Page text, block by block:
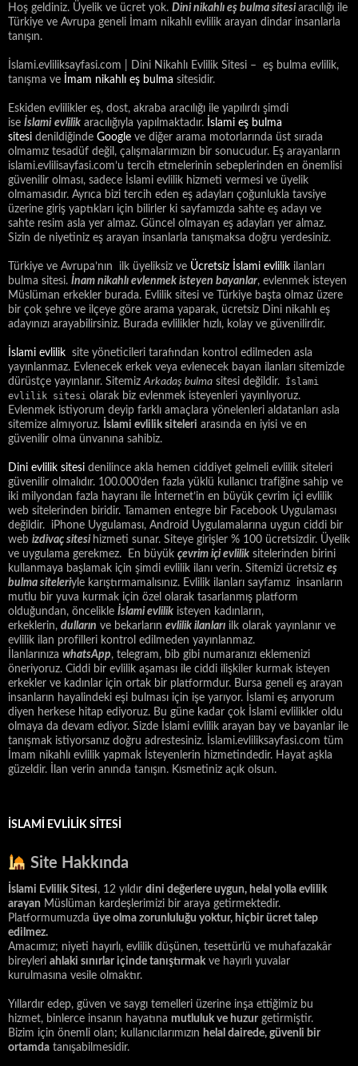
Hoş geldiniz. Üyelik ve ücret yok. Dini nikahlı eş bulma sitesi aracılığı ile
Türkiye ve Avrupa geneli İmam nikahlı evlilik arayan dindar insanlarla
tanışın.
İslami.evliliksayfasi.com | Dini Nikahlı Evlilik Sitesi – eş bulma evlilik,
tanışma ve
İmam nikahlı eş bulma sitesidir.
Eskiden evlilikler eş, dost, akraba aracılığı ile yapılırdı şimdi
ise İslami evlilik aracılığıyla yapılmaktadır. İslami eş bulma
sitesi denildiğinde Google ve diğer arama motorlarında üst sırada
olmamız tesadüf değil, çalışmalarımızın bir sonucudur. Eş arayanların
islami.evlilisayfasi.com’u tercih etmelerinin sebeplerinden en önemlisi
güvenilir olması, sadece İslami evlilik hizmeti vermesi ve üyelik
olmamasıdır. Ayrıca bizi tercih eden eş adayları çoğunlukla tavsiye
üzerine giriş yaptıkları için bilirler ki sayfamızda sahte eş adayı ve
sahte resim asla yer almaz. Güncel olmayan eş adayları yer almaz.
Sizin de niyetiniz eş arayan insanlarla tanışmaksa doğru yerdesiniz.
Türkiye ve Avrupa’nın ilk üyeliksiz ve Ücretsiz İslami evlilik ilanları
bulma sitesi. İnam nikahlı evlenmek isteyen bayanlar, evlenmek isteyen
Müslüman erkekler burada. Evlilik sitesi ve Türkiye başta olmaz üzere
bir çok şehre ve ilçeye göre arama yaparak, ücretsiz Dini nikahlı eş
adayınızı arayabilirsiniz. Burada evlilikler hızlı, kolay ve güvenilirdir.
İslami evlilik site yöneticileri tarafından kontrol edilmeden asla
yayınlanmaz. Evlenecek erkek veya evlenecek bayan ilanları sitemizde
dürüstçe yayınlanır. SitemizArkadaş bulma sitesi değildir. İslami
evlilik sitesi olarak biz evlenmek isteyenleri yayınlıyoruz.
Evlenmek istiyorum deyip farklı amaçlara yönelenleri aldatanları asla
sitemize almıyoruz. İslami evlilik siteleri arasında en iyisi ve en
güvenilir olma ünvanına sahibiz.
Dini evlilik sitesi denilince akla hemen ciddiyet gelmeli evlilik siteleri
güvenilir olmalıdır. 100.000’den fazla yüklü kullanıcı trafiğine sahip ve
iki milyondan fazla hayranı ile İnternet’in en büyük çevrim içi evlilik
web sitelerinden biridir. Tamamen entegre bir Facebook Uygulaması
değildir. iPhone Uygulaması, Android Uygulamalarına uygun ciddi bir
web izdivaç sitesi hizmeti sunar. Siteye girişler % 100 ücretsizdir. Üyelik
ve uygulama gerekmez. En büyük çevrim içi evlilik sitelerinden birini
kullanmaya başlamak için şimdi evlilik ilanı verin. Sitemizi ücretsiz eş
bulma siteleriyle karıştırmamalısınız. Evlilik ilanları sayfamız insanların
mutlu bir yuva kurmak için özel olarak tasarlanmış platform
olduğundan, öncelikle İslami evlilik isteyen kadınların,
erkeklerin, dulların ve bekarların evlilik ilanları ilk olarak yayınlanır ve
evlilik ilan profilleri kontrol edilmeden yayınlanmaz.
İlanlarınıza whatsApp, telegram, bib gibi numaranızı eklemenizi
öneriyoruz. Ciddi bir evlilik aşaması ile ciddi ilişkiler kurmak isteyen
erkekler ve kadınlar için ortak bir platformdur. Bursa geneli eş arayan
insanların hayalindeki eşi bulması için işe yarıyor. İslami eş arıyorum
diyen herkese hitap ediyoruz. Bu güne kadar çok İslami evlilikler oldu
olmaya da devam ediyor. Sizde İslami evlilik arayan bay ve bayanlar ile
tanışmak istiyorsanız doğru adrestesiniz. İslami.evliliksayfasi.com tüm
İmam nikahlı evlilik yapmak İsteyenlerin hizmetindedir. Hayat aşkla
güzeldir. İlan verin anında tanışın. Kısmetiniz açık olsun.
İSLAMI EVLILIK SITESI
Site Hakkında
İslami Evlilik Sitesi, 12 yıldır dini değerlere uygun, helal yolla evlilik
arayan Müslüman kardeşlerimizi bir araya getirmektedir.
Platformumuzda üye olma zorunluluğu yoktur, hiçbir ücret talep
edilmez.
Amacımız; niyeti hayırlı, evlilik düşünen, tesettürlü ve muhafazakâr
bireyleri ahlaki sınırlar içinde tanıştırmakve hayırlı yuvalar
kurulmasına vesile olmaktır.
Yıllardır edep, güven ve saygı temelleri üzerine inşa ettiğimiz bu
hizmet, binlerce insanın hayatına mutluluk ve huzur getirmiştir.
Bizim için önemli olan; kullanıcılarımızın helal dairede, güvenli bir
ortamda tanışabilmesidir.